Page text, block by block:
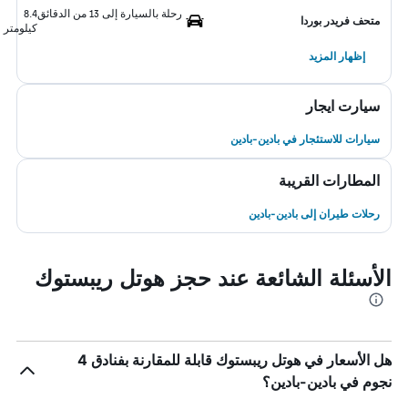
متحف فريدر بوردا
رحلة بالسيارة إلى 13 من الدقائق
8.4
كيلومتر
إظهار المزيد
سيارت ايجار
سيارات للاستئجار في بادين-بادين
المطارات القريبة
رحلات طيران إلى بادين-بادين
الأسئلة الشائعة عند حجز هوتل ريبستوك
هل الأسعار في هوتل ريبستوك قابلة للمقارنة بفنادق 4
نجوم في بادين-بادين؟